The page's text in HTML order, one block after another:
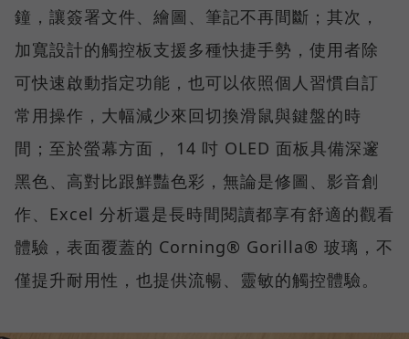
鐘，讓簽署文件、繪圖、筆記不再間斷；其次，
加寬設計的觸控板支援多種快捷手勢，使用者除
可快速啟動指定功能，也可以依照個人習慣自訂
常用操作，大幅減少來回切換滑鼠與鍵盤的時
間；至於螢幕方面， 14 吋 OLED 面板具備深邃
黑色、高對比跟鮮豔色彩，無論是修圖、影音創
作、Excel 分析還是長時間閱讀都享有舒適的觀看
體驗，表面覆蓋的 Corning® Gorilla® 玻璃，不
僅提升耐用性，也提供流暢、靈敏的觸控體驗。